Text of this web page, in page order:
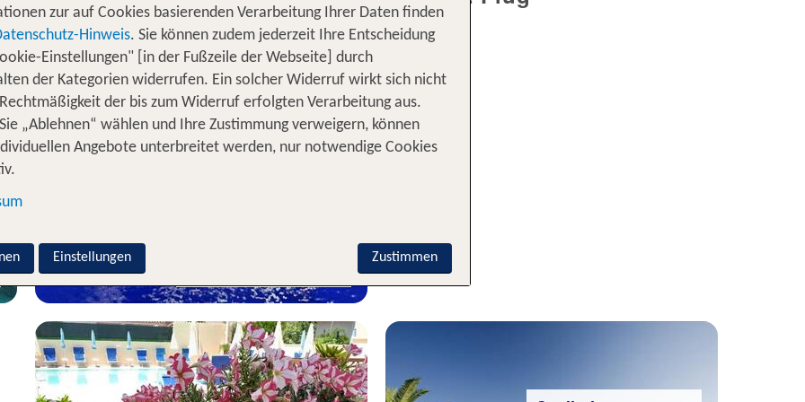
Cagliari
Hotel Giardino La Playa
zur auf Cookies basierenden Verarbeitung Ihrer Daten finden
Hinweis. Sie können zudem jederzeit Ihre Entscheidung
Einstellungen" [in der Fußzeile der Webseite] durch
der Kategorien widerrufen. Ein solcher Widerruf wirkt sich nicht
der bis zum Widerruf erfolgten Verarbeitung aus.
„Ablehnen“ wählen und Ihre Zustimmung verweigern, können
Angebote unterbreitet werden, nur notwendige Cookies
Zustimmen
Einstellungen